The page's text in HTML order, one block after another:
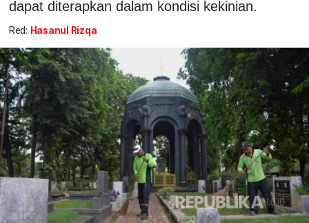
dapat diterapkan dalam kondisi kekinian.
Red: Hasanul Rizqa